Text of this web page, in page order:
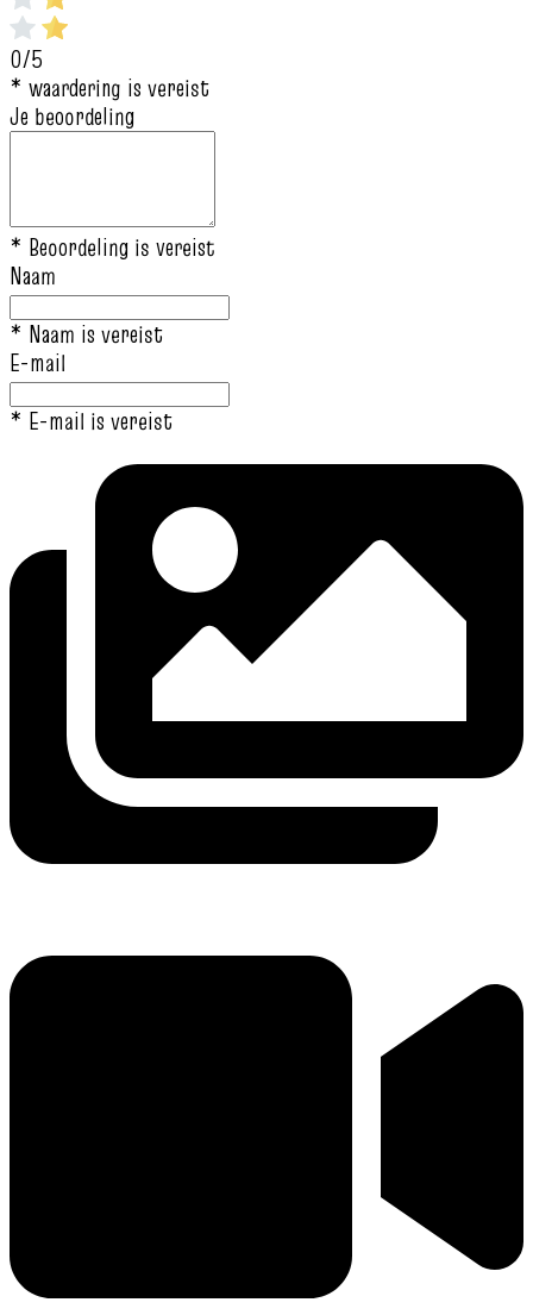
0/5
* waardering is vereist
Je beoordeling
* Beoordeling is vereist
Naam
* Naam is vereist
E-mail
* E-mail is vereist